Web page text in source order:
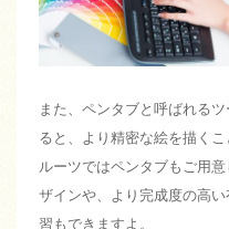
また、ペンタブと呼ばれる
ると、より精密な絵を描くこ
ルーツではペンタブもご用
ザインや、より完成度の高
習もできますよ。